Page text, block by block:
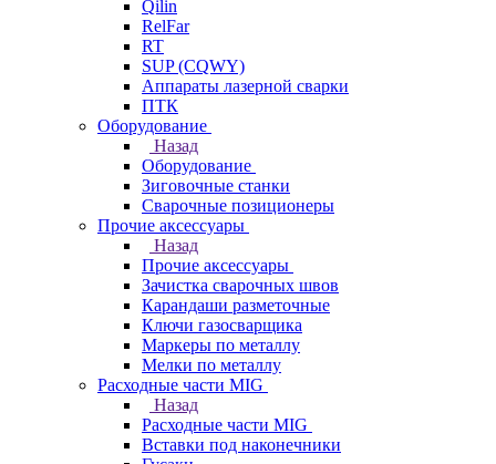
Qilin
RelFar
RT
SUP (CQWY)
Аппараты лазерной сварки
ПТК
Оборудование
Назад
Оборудование
Зиговочные станки
Сварочные позиционеры
Прочие аксессуары
Назад
Прочие аксессуары
Зачистка сварочных швов
Карандаши разметочные
Ключи газосварщика
Маркеры по металлу
Мелки по металлу
Расходные части MIG
Назад
Расходные части MIG
Вставки под наконечники